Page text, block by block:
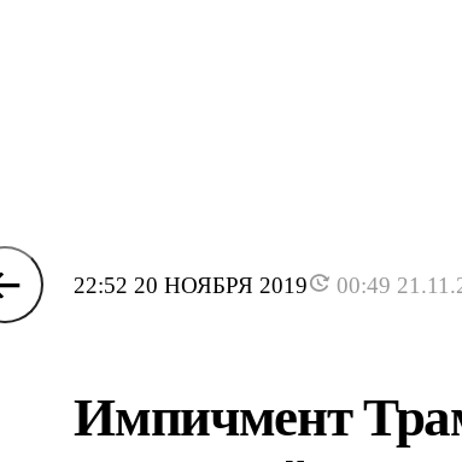
22:52 20 НОЯБРЯ 2019 00:49
Импичмент